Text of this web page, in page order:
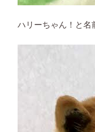
ハリーちゃん！と名